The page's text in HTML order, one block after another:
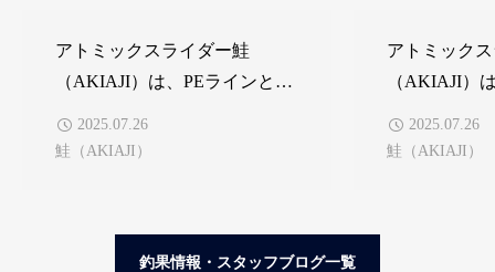
アトミックスライダー鮭
（AKIAJI）は、PEラインと違
ルが非常に少ない。 ヘビーユ
2025.07.26
鮭（AKIAJI）
アトミック
（AKIAJI）
2025.07.26
鮭（AKIAJI）
釣果情報・スタッフブログ一覧